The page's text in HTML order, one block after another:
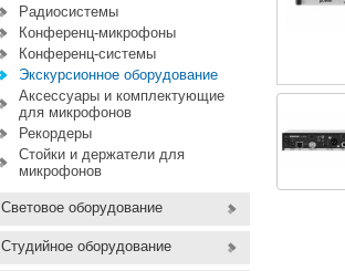
Радиосистемы
Конференц-микрофоны
Конференц-системы
Экскурсионное оборудование
Аксессуары и комплектующие
для микрофонов
Рекордеры
Стойки и держатели для
микрофонов
Световое оборудование
Студийное оборудование